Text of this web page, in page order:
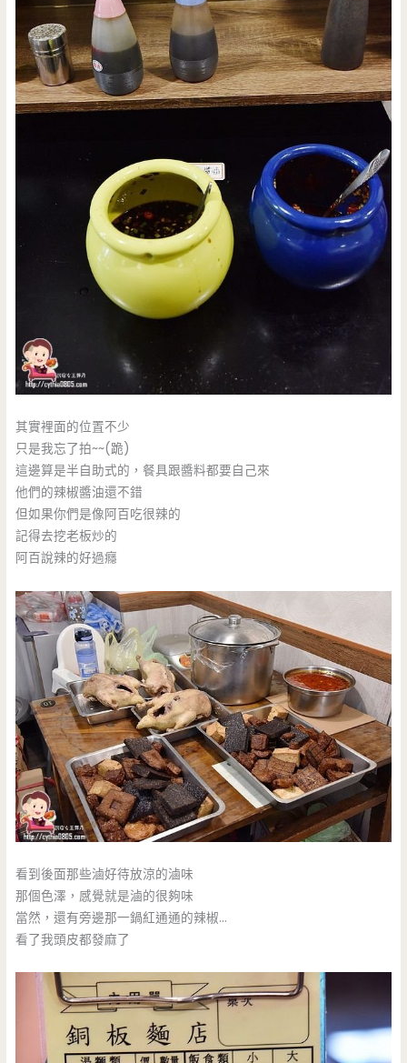
其實裡面的位置不少
只是我忘了拍~~(跪)
這邊算是半自助式的，餐具跟醬料都要自己來
他們的辣椒醬油還不錯
但如果你們是像阿百吃很辣的
記得去挖老板炒的
阿百說辣的好過癮
看到後面那些滷好待放涼的滷味
那個色澤，感覺就是滷的很夠味
當然，還有旁邊那一鍋紅通通的辣椒…
看了我頭皮都發麻了